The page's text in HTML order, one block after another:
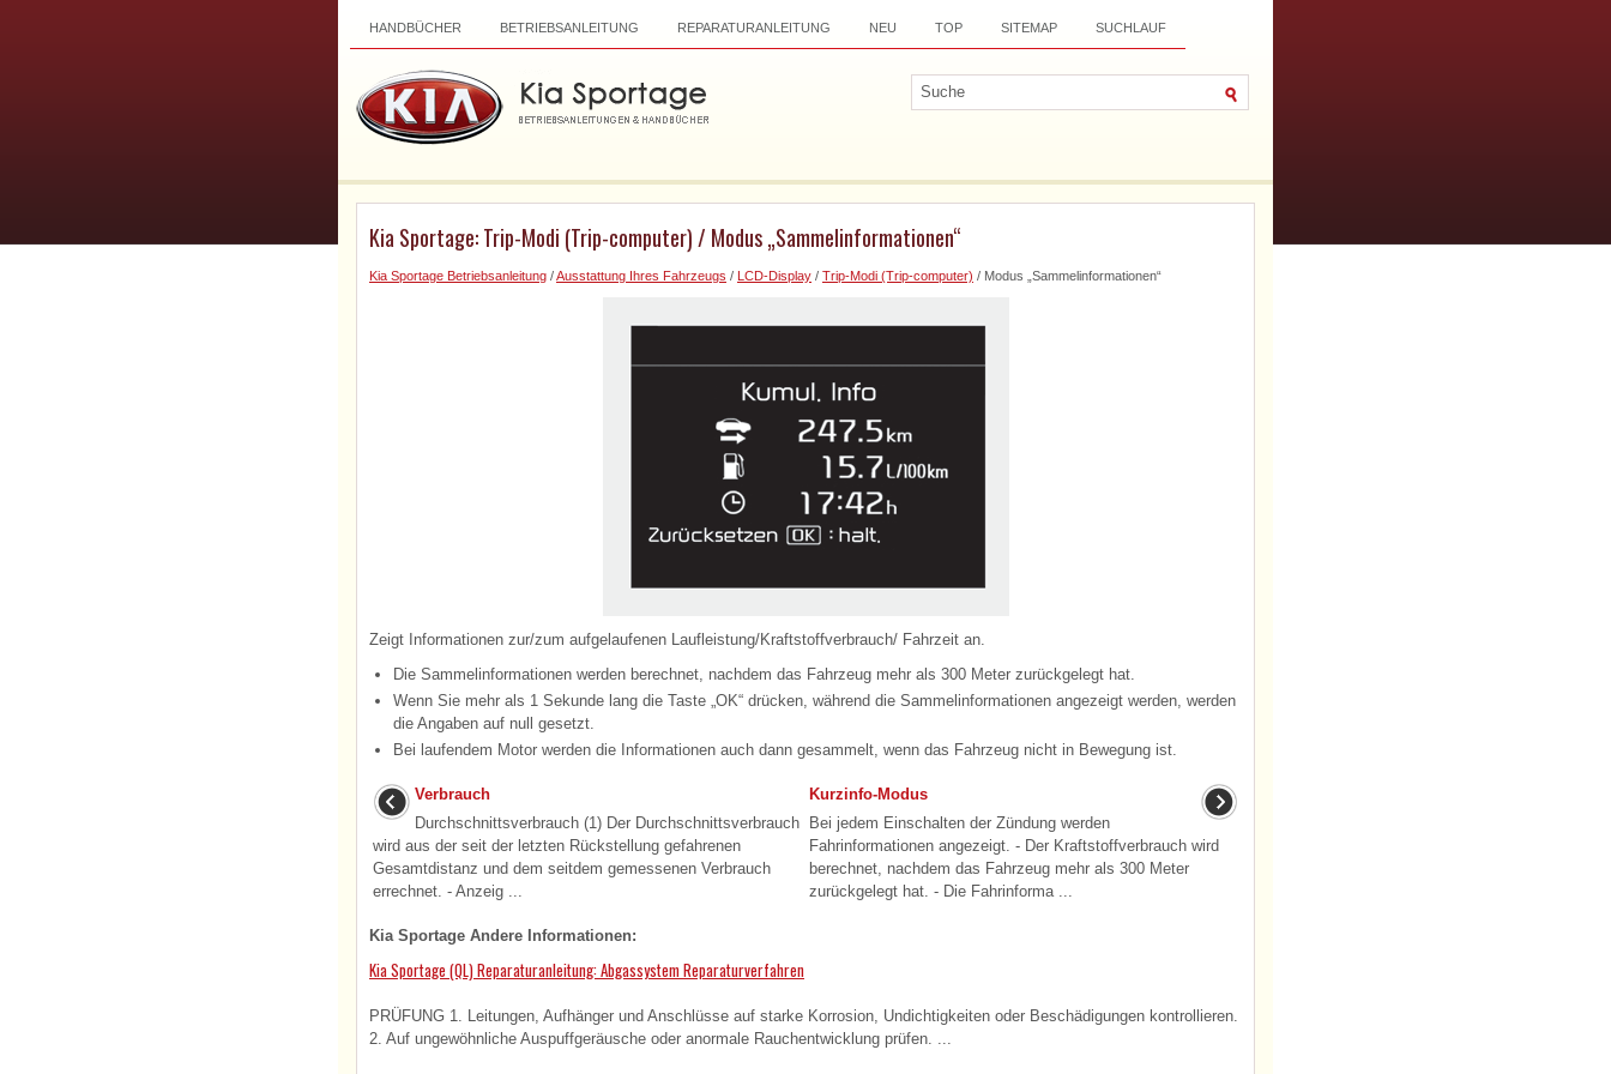
HANDBÜCHER BETRIEBSANLEITUNG REPARATURANLEITUNG NEU TOP SITEMAP SUCHLAUF
Kia Sportage: Trip-Modi (Trip-computer) / Modus „Sammelinformationen“
Kia Sportage Betriebsanleitung /Ausstattung Ihres Fahrzeugs / LCD-Display / Trip-Modi (Trip-computer) / Modus „Sammelinformationen“
Zeigt Informationen zur/zum aufgelaufenen Laufleistung/Kraftstoffverbrauch/ Fahrzeit an.
Die Sammelinformationen werden berechnet, nachdem das Fahrzeug mehr als 300 Meter zurückgelegt hat.
Wenn Sie mehr als 1 Sekunde lang die Taste „OK“ drücken, während die Sammelinformationen angezeigt werden, werden
die Angaben auf null gesetzt.
Bei laufendem Motor werden die Informationen auch dann gesammelt, wenn das Fahrzeug nicht in Bewegung ist.
Verbrauch
Durchschnittsverbrauch (1) Der Durchschnittsverbrauch
wird aus der seit der letzten Rückstellung gefahrenen
Gesamtdistanz und dem seitdem gemessenen Verbrauch
errechnet. - Anzeig ...
Kurzinfo-Modus
Bei jedem Einschalten der Zündung werden
Fahrinformationen angezeigt. - Der Kraftstoffverbrauch wird
berechnet, nachdem das Fahrzeug mehr als 300 Meter
zurückgelegt hat. - Die Fahrinforma ...
Kia Sportage Andere Informationen:
Kia Sportage (QL) Reparaturanleitung: Abgassystem Reparaturverfahren
PRÜFUNG 1. Leitungen, Aufhänger und Anschlüsse auf starke Korrosion, Undichtigkeiten oder Beschädigungen kontrollieren.
2. Auf ungewöhnliche Auspuffgeräusche oder anormale Rauchentwicklung prüfen. ...